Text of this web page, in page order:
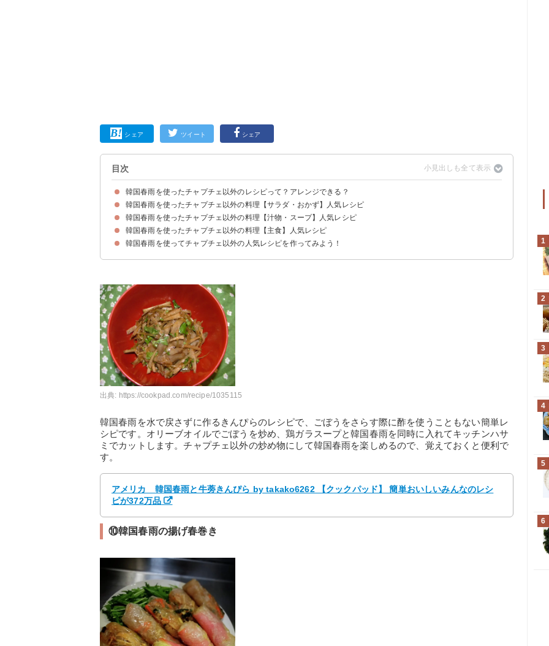
シェア ツイート シェア
目次
韓国春雨を使ったチャプチェ以外のレシピって？アレンジできる？
韓国春雨の戻し方
韓国春雨を使ったチャプチェ以外の料理【サラダ・おかず】人気レシピ
①色鮮やかな韓国春雨のサラダ
②コストコの韓国春雨を使った和え物
③ビビン麺風の韓国春雨サラダ
④韓国春雨と豚肉の炒め物
⑤韓国春雨の炒め物
⑥揚げないキムマリ
⑦おやつにもなるチムタク
⑧韓国春雨とタコのキムチサラダ
⑨韓国春雨とごぼうのきんぴら
⑩韓国春雨の揚げ春巻き
⑪プルコギ
⑫韓国春雨ともやしのコチュジャン和え
⑬韓国春雨を使ったキムチ餃子
⑭韓国春雨入り肉じゃが
⑮韓国春雨と牛肉のすき煮風
韓国春雨を使ったチャプチェ以外の料理【汁物・スープ】人気レシピ
①幅広春雨と白菜の小鍋
②韓国春雨の温かいスープ
③韓国春雨の食べるスープ
④韓国排骨鍋
⑤韓国春雨と野菜の食べるスープ
⑥ソルロンタン
⑦韓国春雨のポトフ風スープ
⑧韓国春雨とかぶのスープ
⑨韓国春雨とトッポギのスープ
⑩韓国春雨ときゅうりのスープ
⑪韓国春雨の鶏ガラスープ
韓国春雨を使ったチャプチェ以外の料理【主食】人気レシピ
①主食にもなるキムチ春雨
②韓国春雨を使った冷麺
③韓国春雨のサラダ麺
④韓国春雨のビビンバ
⑤韓国春雨を使った納豆混ぜ麺
⑥韓国春雨のせご飯
⑦チャプチェをアレンジしたキンパ
韓国春雨を使ってチャプチェ以外の人気レシピを作ってみよう！
出典: https://cookpad.com/recipe/1035115
韓国春雨を水で戻さずに作るきんぴらのレシピで、ごぼうをさらす際に酢を使うこともない簡単レ
シピです。オリーブオイルでごぼうを炒め、鶏ガラスープと韓国春雨を同時に入れてキッチンハサ
ミでカットします。チャプチェ以外の炒め物にして韓国春雨を楽しめるので、覚えておくと便利で
す。
アメリカ 韓国春雨と牛蒡きんぴら by takako6262 【クックパッド】 簡単おいしいみんなのレシ
ピが372万品
⑩韓国春雨の揚げ春巻き
1
2
3
4
5
6